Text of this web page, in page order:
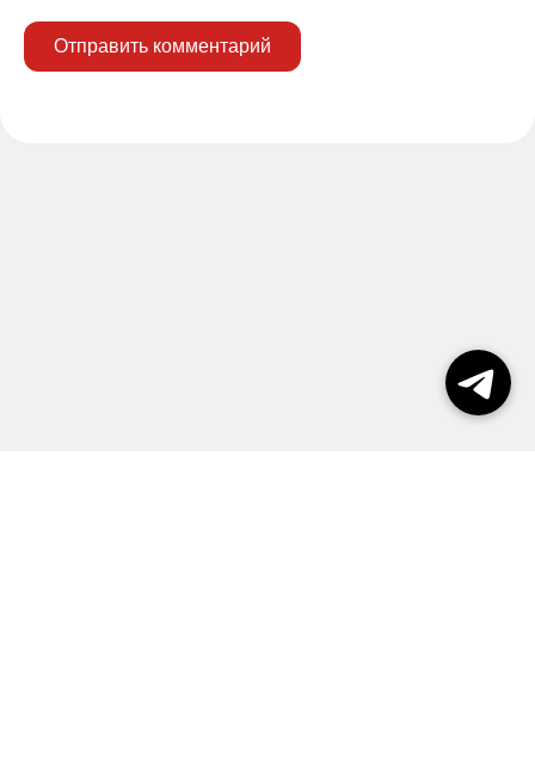
Отправить комментарий